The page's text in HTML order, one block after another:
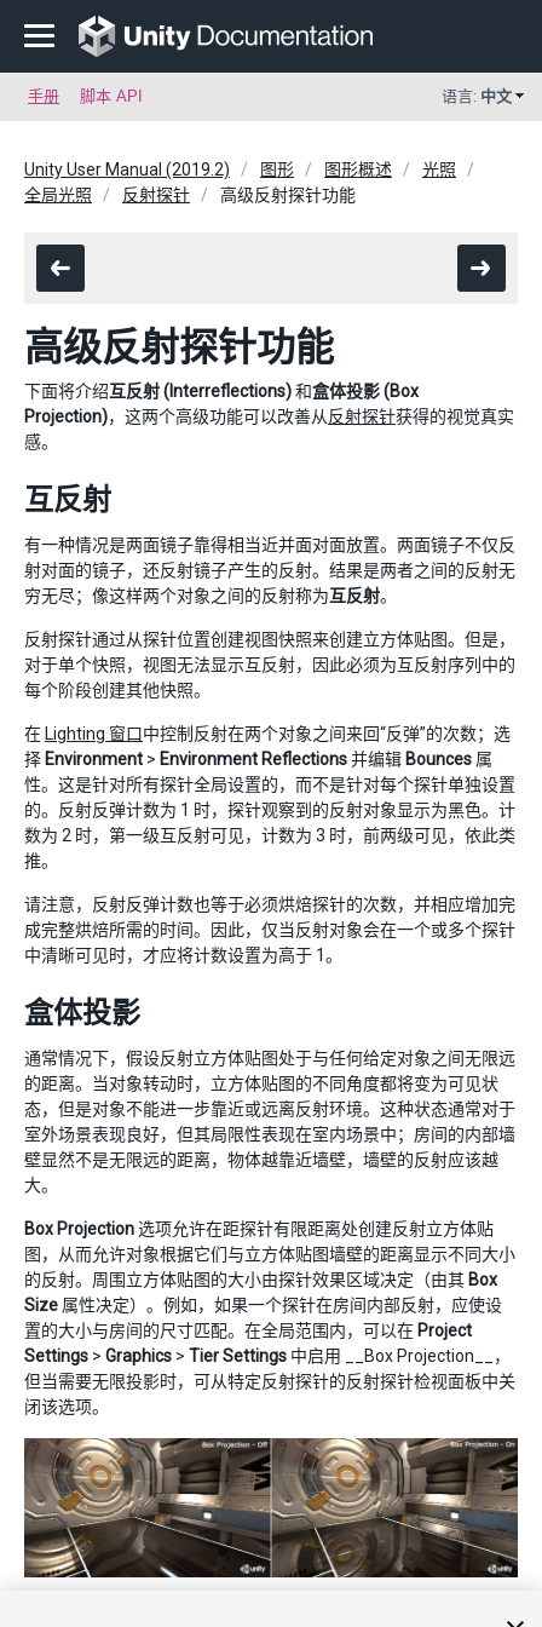
手册 脚本 API 语言: 中文
Unity User Manual (2019.2) 图形 图形概述
光照
全局光照
反射探针 高级反射探针功能
高级反射探针功能
下面将介绍互反射 (Interreflections)和盒体投影 (Box
Projection)，这两个高级功能可以改善从反射探针获得的视觉真实
感。
互反射
有一种情况是两面镜子靠得相当近并面对面放置。两面镜子不仅反
射对面的镜子，还反射镜子产生的反射。结果是两者之间的反射无
穷无尽；像这样两个对象之间的反射称为互反射。
反射探针通过从探针位置创建视图快照来创建立方体贴图。但是，
对于单个快照，视图无法显示互反射，因此必须为互反射序列中的
每个阶段创建其他快照。
在 Lighting 窗口中控制反射在两个对象之间来回“反弹”的次数；选
择 Environment > Environment Reflections并编辑 Bounces 属
性。这是针对所有探针全局设置的，而不是针对每个探针单独设置
的。反射反弹计数为 1 时，探针观察到的反射对象显示为黑色。计
数为 2 时，第一级互反射可见，计数为 3 时，前两级可见，依此类
推。
请注意，反射反弹计数也等于必须烘焙探针的次数，并相应增加完
成完整烘焙所需的时间。因此，仅当反射对象会在一个或多个探针
中清晰可见时，才应将计数设置为高于 1。
盒体投影
通常情况下，假设反射立方体贴图处于与任何给定对象之间无限远
的距离。当对象转动时，立方体贴图的不同角度都将变为可见状
态，但是对象不能进一步靠近或远离反射环境。这种状态通常对于
室外场景表现良好，但其局限性表现在室内场景中；房间的内部墙
壁显然不是无限远的距离，物体越靠近墙壁，墙壁的反射应该越
大。
Box Projection选项允许在距探针有限距离处创建反射立方体贴
图，从而允许对象根据它们与立方体贴图墙壁的距离显示不同大小
的反射。周围立方体贴图的大小由探针效果区域决定（由其 Box
Size 属性决定）。例如，如果一个探针在房间内部反射，应使设
置的大小与房间的尺寸匹配。在全局范围内，可以在 Project
Settings > Graphics > Tier Settings 中启用 __Box Projection__，
但当需要无限投影时，可从特定反射探针的反射探针检视面板中关
闭该选项。